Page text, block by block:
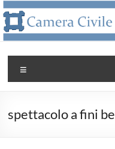
Salta
al
contenuto
Camera
Civile
Aversa
spettacolo a fini